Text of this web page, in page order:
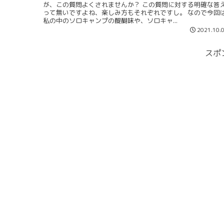
が、この質問よくされませんか？ この質問に対する明確な答
って無いですよね、楽しみ方もそれぞれですし。 なので今回
私の中のソロキャンプの醍醐味や、ソロキャ...
スポ